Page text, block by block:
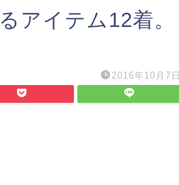
アイテム12着。
2016年10月7日